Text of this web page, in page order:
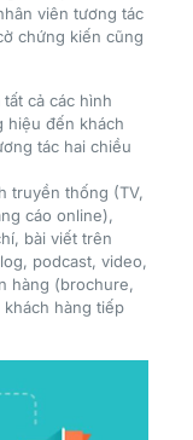
viên tương tác
chứng kiến cũng
tất cả các hình
hiệu đến khách
tác hai chiều
truyền thống (TV,
cáo online),
bài viết trên
podcast, video,
hàng (brochure,
hàng tiếp